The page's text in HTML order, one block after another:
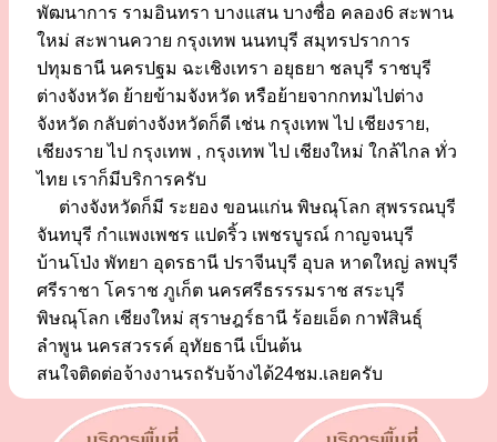
พัฒนาการ รามอินทรา บางแสน บางซื่อ คลอง6 สะพาน
ใหม่ สะพานควาย กรุงเทพ นนทบุรี สมุทรปราการ
ปทุมธานี นครปฐม ฉะเชิงเทรา อยุธยา ชลบุรี ราชบุรี
ต่างจังหวัด ย้ายข้ามจังหวัด หรือย้ายจากกทมไปต่าง
จังหวัด กลับต่างจังหวัดก็ดี เช่น กรุงเทพ ไป เชียงราย,
เชียงราย ไป กรุงเทพ , กรุงเทพ ไป เชียงใหม่ ใกล้ไกล ทั่ว
ไทย เราก็มีบริการครับ
ต่างจังหวัดก็มี ระยอง ขอนแก่น พิษณุโลก สุพรรณบุรี
จันทบุรี กำแพงเพชร แปดริ้ว เพชรบูรณ์ กาญจนบุรี
บ้านโป่ง พัทยา อุดรธานี ปราจีนบุรี อุบล หาดใหญ่ ลพบุรี
ศรีราชา โคราช ภูเก็ต นครศรีธรรรมราช สระบุรี
พิษณุโลก เชียงใหม่ สุราษฎร์ธานี ร้อยเอ็ด กาฬสินธุ์
ลำพูน นครสวรรค์ อุทัยธานี เป็นต้น
สนใจติดต่อจ้างงานรถรับจ้างได้24ชม.เลยครับ